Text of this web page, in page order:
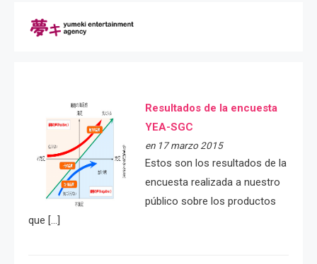
Resultados de la encuesta
YEA-SGC
en 17 marzo 2015
Estos son los resultados de la
encuesta realizada a nuestro
público sobre los productos
que […]